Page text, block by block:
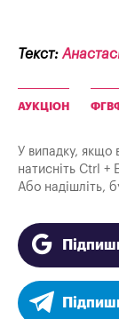
Текст:
АУКЦІОН
У випадку, якщо
натисніть Ctrl
Або надішліть,